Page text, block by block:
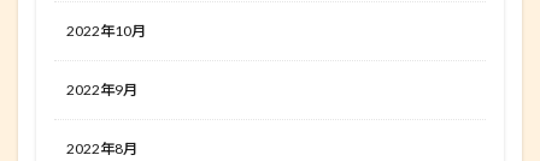
2022年10月
2022年9月
2022年8月